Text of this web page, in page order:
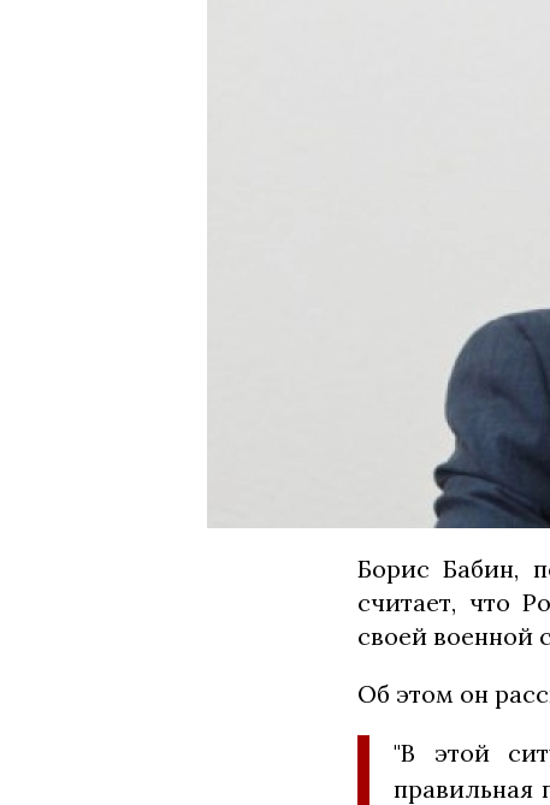
Борис Бабин,
считает, что
своей военной
Об этом он
"В этой
правильная